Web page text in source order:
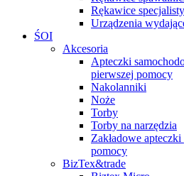
Rękawice
Urządzenia
ŚOI
Akcesoria
Apteczki
pierwszej pomocy
Nakolanniki
Noże
Torby
Torby na narzędzia
Zakładowe
pomocy
BizTex&trade